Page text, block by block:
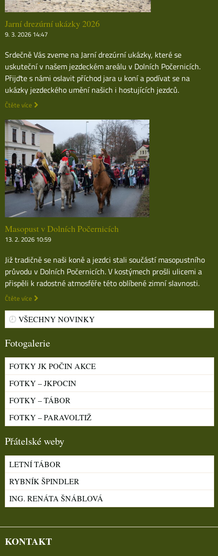
Jarní drezúrní ukázky 2026
9. 3. 2026 14:47
Srdečně Vás zveme na Jarní drezúrní ukázky, které se
uskuteční v našem jezdeckém areálu v Dolních Počernicích.
Přijďte s námi oslavit příchod jara u koní a podívat se na
ukázky jezdeckého umění našich i hostujících jezdců.
Čtěte více
Masopust v Dolních Počernicích
13. 2. 2026 10:59
Již tradičně se naši koně a jezdci stali součástí masopustního
průvodu v Dolních Počernicích. V kostýmech prošli ulicemi a
přispěli k radostné atmosféře této oblíbené zimní slavnosti.
Čtěte více
VŠECHNY NOVINKY
Fotogalerie
FOTKY JK POČIN AKCE
FOTKY – JKPOCIN
FOTKY – TÁBOR
FOTKY – PARAVOLTIŽ
Přátelské weby
LETNÍ TÁBOR
RYBNÍK ŠPINDLER
ING. RENÁTA ŠNÁBLOVÁ
KONTAKT